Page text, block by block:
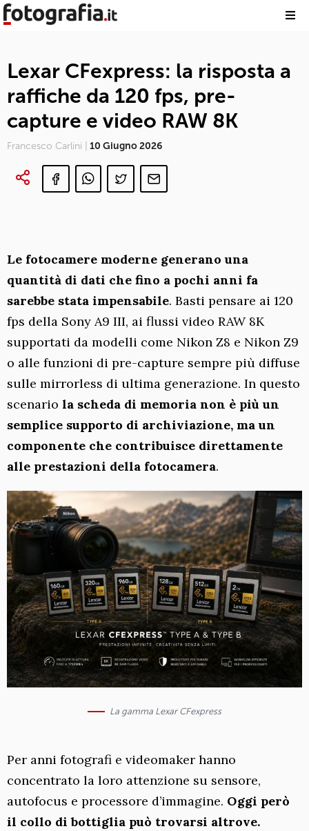
Lexar CFexpress: la risposta a
raffiche da 120 fps, pre-
capture e video RAW 8K
Francesco Carlini | 10 Giugno 2026
Le fotocamere moderne generano una
quantità di dati che fino a pochi anni fa
sarebbe stata impensabile. Basti pensare ai 120
fps della Sony A9 III, ai flussi video RAW 8K
supportati da modelli come Nikon Z8 e Nikon Z9
o alle funzioni di pre-capture sempre più diffuse
sulle mirrorless di ultima generazione. In questo
scenario la scheda di memoria non è più un
semplice supporto di archiviazione, ma un
componente che contribuisce direttamente
alle prestazioni della fotocamera.
La gamma Lexar CFexpress
Per anni fotografi e videomaker hanno
concentrato la loro attenzione su sensore,
autofocus e processore d’immagine. Oggi però
il collo di bottiglia può trovarsi altrove.